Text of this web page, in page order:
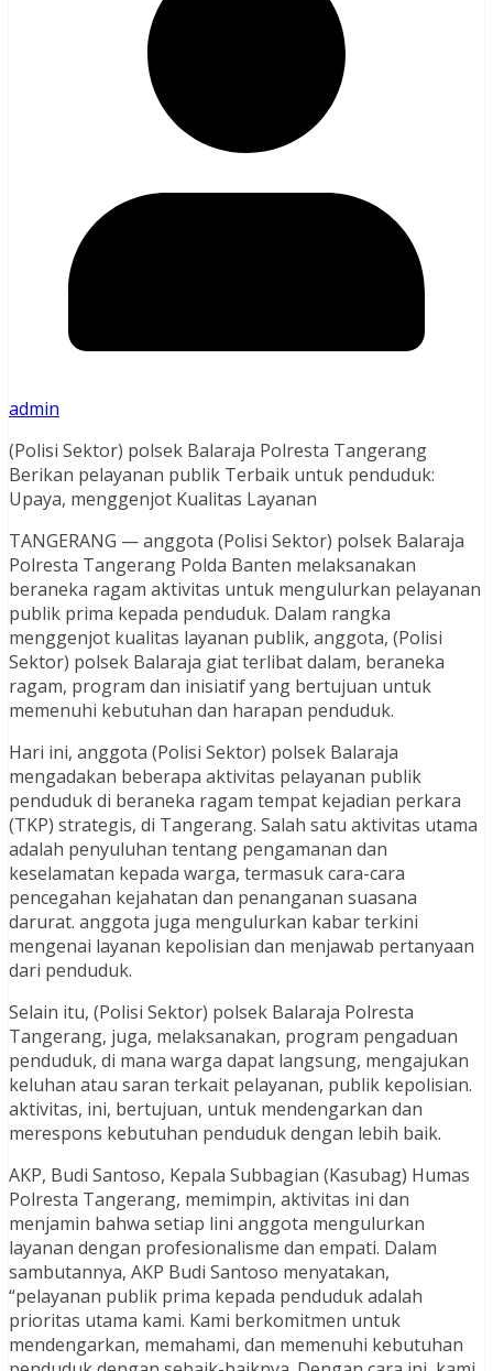
admin
(Polisi Sektor) polsek Balaraja Polresta Tangerang
Berikan pelayanan publik Terbaik untuk penduduk:
Upaya, menggenjot Kualitas Layanan
TANGERANG — anggota (Polisi Sektor) polsek Balaraja
Polresta Tangerang Polda Banten melaksanakan
beraneka ragam aktivitas untuk mengulurkan pelayanan
publik prima kepada penduduk. Dalam rangka
menggenjot kualitas layanan publik, anggota, (Polisi
Sektor) polsek Balaraja giat terlibat dalam, beraneka
ragam, program dan inisiatif yang bertujuan untuk
memenuhi kebutuhan dan harapan penduduk.
Hari ini, anggota (Polisi Sektor) polsek Balaraja
mengadakan beberapa aktivitas pelayanan publik
penduduk di beraneka ragam tempat kejadian perkara
(TKP) strategis, di Tangerang. Salah satu aktivitas utama
adalah penyuluhan tentang pengamanan dan
keselamatan kepada warga, termasuk cara-cara
pencegahan kejahatan dan penanganan suasana
darurat. anggota juga mengulurkan kabar terkini
mengenai layanan kepolisian dan menjawab pertanyaan
dari penduduk.
Selain itu, (Polisi Sektor) polsek Balaraja Polresta
Tangerang, juga, melaksanakan, program pengaduan
penduduk, di mana warga dapat langsung, mengajukan
keluhan atau saran terkait pelayanan, publik kepolisian.
aktivitas, ini, bertujuan, untuk mendengarkan dan
merespons kebutuhan penduduk dengan lebih baik.
AKP, Budi Santoso, Kepala Subbagian (Kasubag) Humas
Polresta Tangerang, memimpin, aktivitas ini dan
menjamin bahwa setiap lini anggota mengulurkan
layanan dengan profesionalisme dan empati. Dalam
sambutannya, AKP Budi Santoso menyatakan,
“pelayanan publik prima kepada penduduk adalah
prioritas utama kami. Kami berkomitmen untuk
mendengarkan, memahami, dan memenuhi kebutuhan